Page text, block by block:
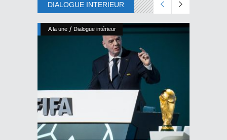
DIALOGUE INTERIEUR
A la une / Dialogue intérieur